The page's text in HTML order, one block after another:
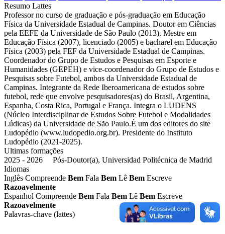
Resumo Lattes
Professor no curso de graduação e pós-graduação em Educação
Física da Universidade Estadual de Campinas. Doutor em Ciências
pela EEFE da Universidade de São Paulo (2013). Mestre em
Educação Física (2007), licenciado (2005) e bacharel em Educação
Física (2003) pela FEF da Universidade Estadual de Campinas.
Coordenador do Grupo de Estudos e Pesquisas em Esporte e
Humanidades (GEPEH) e vice-coordenador do Grupo de Estudos e
Pesquisas sobre Futebol, ambos da Universidade Estadual de
Campinas. Integrante da Rede Iberoamericana de estudos sobre
futebol, rede que envolve pesquisadores(as) do Brasil, Argentina,
Espanha, Costa Rica, Portugal e França. Integra o LUDENS
(Núcleo Interdisciplinar de Estudos Sobre Futebol e Modalidades
Lúdicas) da Universidade de São Paulo.É um dos editores do site
Ludopédio (www.ludopedio.org.br). Presidente do Instituto
Ludopédio (2021-2025).
Ultimas formações
2025 - 2026 Pós-Doutor(a), Universidad Politécnica de Madrid
Idiomas
Inglês Compreende Bem Fala Bem Lê Bem Escreve
Razoavelmente
Espanhol Compreende Bem Fala Bem Lê Bem Escreve
Razoavelmente
Palavras-chave (lattes)